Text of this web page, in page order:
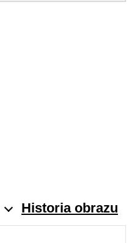
Historia obrazu